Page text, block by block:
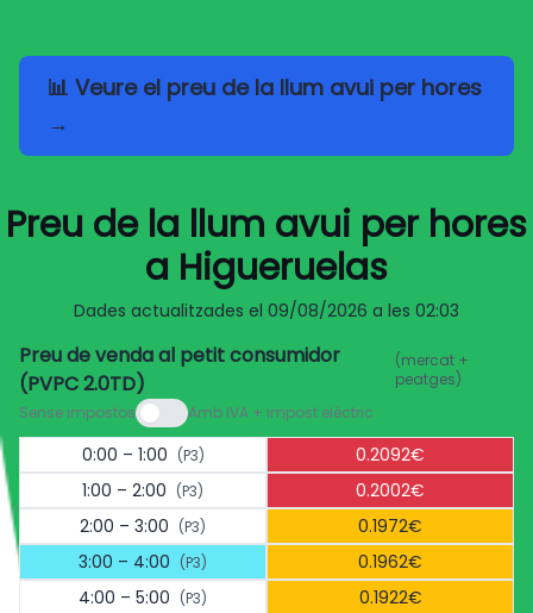
📊 Veure el preu de la llum avui per hores
→
Preu de la llum avui per hores
a Higueruelas
Dades actualitzades el 09/08/2026 a les 02:03
Preu de venda al petit consumidor
(PVPC 2.0TD)
(mercat +
peatges)
Sense impostos
Amb IVA + impost elèctric
0:00 – 1:00 (P3)
0.2092€
1:00 – 2:00 (P3)
0.2002€
2:00 – 3:00 (P3)
0.1972€
3:00 – 4:00 (P3)
0.1962€
4:00 – 5:00 (P3)
0.1922€